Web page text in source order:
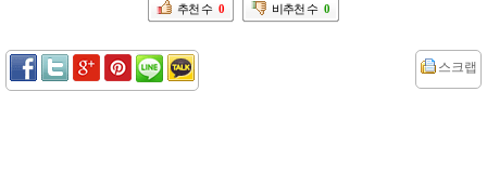
추천 수 0 비추천 수 0
스크랩